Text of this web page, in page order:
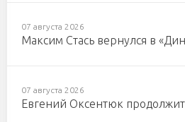
07 августа 2026
Максим Стась вернулся в
07 августа 2026
Евгений Оксентюк продолжит